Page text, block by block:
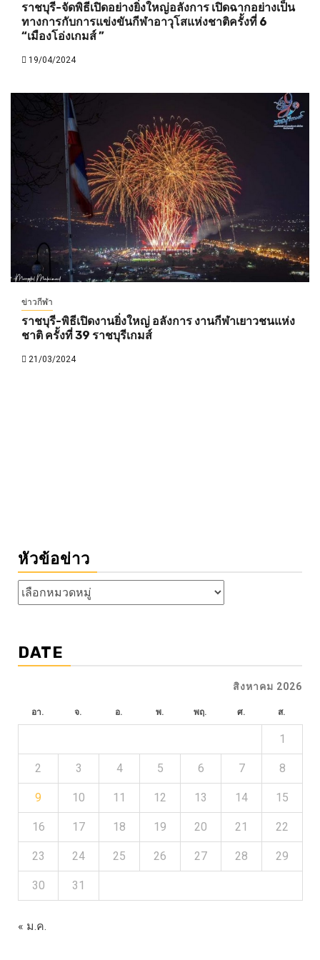
ราชบุรี-จัดพิธีเปิดอย่างยิ่งใหญ่อลังการ เปิดฉากอย่างเป็น
ทางการกับการแข่งขันกีฬาอาวุโสแห่งชาติครั้งที่ 6
“เมืองโอ่งเกมส์ ”
19/04/2024
ข่าวกีฬา
ราชบุรี-พิธีเปิดงานยิ่งใหญ่ อลังการ งานกีฬาเยาวชนแห่ง
ชาติ ครั้งที่ 39 ราชบุรีเกมส์
21/03/2024
หัวข้อข่าว
หัวข้อ
ข่าว
DATE
สิงหาคม 2026
อา. จ. อ. พ. พฤ. ศ. ส.
1
2 3 4 5 6 7 8
9 10 11 12 13 14 15
16 17 18 19 20 21 22
23 24 25 26 27 28 29
30 31
« ม.ค.